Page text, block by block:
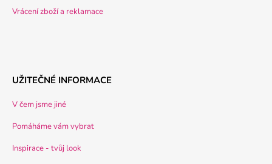
Vrácení zboží a reklamace
UŽITEČNÉ INFORMACE
V čem jsme jiné
Pomáháme vám vybrat
Inspirace - tvůj look